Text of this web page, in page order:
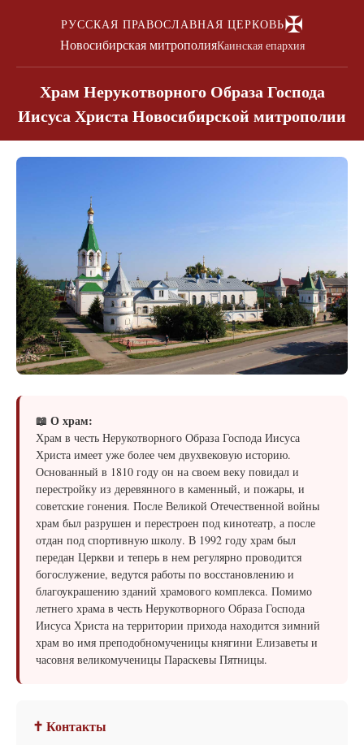
РУССКАЯ ПРАВОСЛАВНАЯ ЦЕРКОВЬ✠
Новосибирская митрополияКаинская епархия
Храм Нерукотворного Образа Господа
Иисуса Христа Новосибирской митрополии
📖 О храм:
Храм в честь Нерукотворного Образа Господа Иисуса
Христа имеет уже более чем двухвековую историю.
Основанный в 1810 году он на своем веку повидал и
перестройку из деревянного в каменный, и пожары, и
советские гонения. После Великой Отечественной войны
храм был разрушен и перестроен под кинотеатр, а после
отдан под спортивную школу. В 1992 году храм был
передан Церкви и теперь в нем регулярно проводится
богослужение, ведутся работы по восстановлению и
благоукрашению зданий храмового комплекса. Помимо
летнего храма в честь Нерукотворного Образа Господа
Иисуса Христа на территории прихода находится зимний
храм во имя преподобномученицы княгини Елизаветы и
часовня великомученицы Параскевы Пятницы.
✝ Контакты